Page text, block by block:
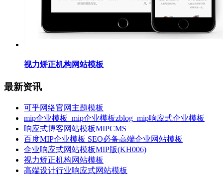
视力矫正机构网站模板
最新资讯
可乎网络官网主题模板
mip企业模板_mip企业模板zblog_mip响应式企业模板
响应式博客网站模板MIPCMS
百度MIP企业模板 SEO必备高端企业网站模板
企业响应式网站模板MIP版(KH006)
视力矫正机构网站模板
高端设计行业响应式网站模板